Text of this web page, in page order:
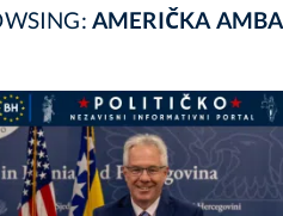
AMERIČKA